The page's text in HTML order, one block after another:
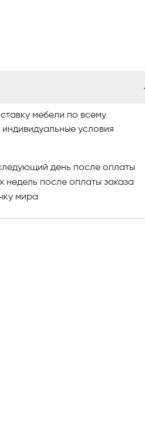
в его универсальности.
притяжения в интерьере,
где разнообразные модели
понравившиеся модели и
мебели по всему
условия
день после оплаты
недель после оплаты заказа
мира